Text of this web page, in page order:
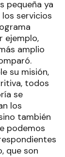
pequeña ya
servicios
ejemplo,
amplio
su misión,
todos
se
los
también
podemos
que son